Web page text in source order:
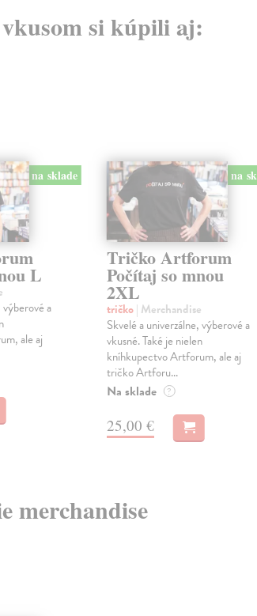
si kúpili aj:
na sklade
L
a
ale aj
na
Tričko Artforum
Počítaj so mnou
2XL
tričko| Merchandise
Skvelé a univerzálne, výberové a
vkusné. Také je nielen
kníhkupectvo Artforum, ale aj
tričko Artforu...
Na sklade ?
25,00 €
merchandise